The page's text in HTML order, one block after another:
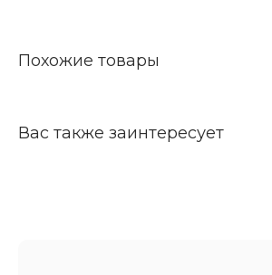
Похожие товары
Вас также заинтересует